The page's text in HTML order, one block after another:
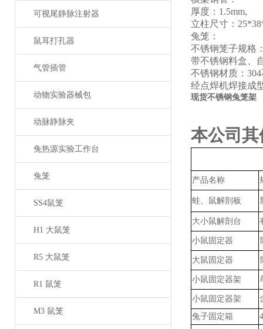
可视尾静脉注射器
鼠耳打孔器
气管插管
动物实验器械包
动脉静脉夹
兔热源实验工作台
兔笼
SS4鼠笼
H1 大鼠笼
R5 大鼠笼
R1 鼠笼
M3 鼠笼
厚度： 1.5mm,
立柱尺寸：
兔笼 ：
不锈钢笼子规格
带不锈钢料盒、
不锈钢材质：
经点焊机焊接成
现货不锈钢兔笼架
本公司
产品名称
蛙、鼠解剖板
大小鼠解剖台
小鼠固定器
大鼠固定器
小鼠固定器架
小鼠固定器架
兔子固定箱